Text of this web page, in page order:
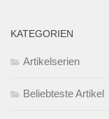
KATEGORIEN
Artikelserien
Beliebteste Artikel